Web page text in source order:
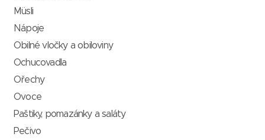
Müsli
Nápoje
Obilné vločky a obiloviny
Ochucovadla
Ořechy
Ovoce
Paštiky, pomazánky a saláty
Pečivo